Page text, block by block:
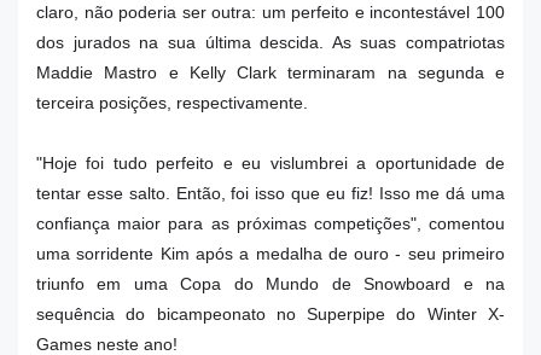
claro, não poderia ser outra: um perfeito e incontestável 100
dos jurados na sua última descida. As suas compatriotas
Maddie Mastro e Kelly Clark terminaram na segunda e
terceira posições, respectivamente.
"Hoje foi tudo perfeito e eu vislumbrei a oportunidade de
tentar esse salto. Então, foi isso que eu fiz! Isso me dá uma
confiança maior para as próximas competições", comentou
uma sorridente Kim após a medalha de ouro - seu primeiro
triunfo em uma Copa do Mundo de Snowboard e na
sequência do bicampeonato no Superpipe do Winter X-
Games neste ano!